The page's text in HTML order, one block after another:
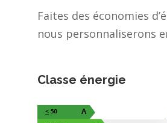
Faites des économies
nous personnaliserons
Classe énergie